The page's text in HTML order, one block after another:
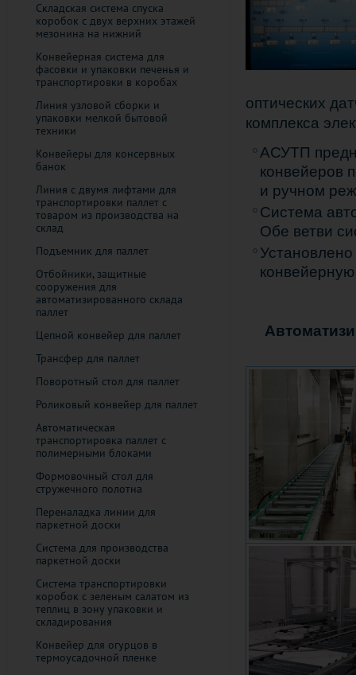
Складская система спуска
коробок с двух верхних этажей
мезонина на нижний
Конвейерная система для
фасовки и упаковки печенья и
транспортировки в коробах
Линия узловой сборки и
упаковки мелкой бытовой
техники
Конвейеры для консервных
банок
Линия с двумя лифтами для
транспортировки паллет с
товаром из производства на
склад
Подъемник для паллет
Отбойники, защитные
сооружения для
автоматизированного склада
паллет
Цепной конвейер для паллет
Трансфер для паллет
Поворотный стол для паллет
Роликовый конвейер для паллет
Автоматическая
транспортировка паллет с
полимерными блоками
Формовочный стол для
стружечного полотна
Переналадка линии для
паркетной доски
Система для производства
паркетной доски
Система транспортировки
коробок с зеленым салатом из
теплиц в зону упаковки и
складирования
Конвейер для огурцов в
термоусадочной пленке
оптических
комплекса
АСУТП
конвейеров
и ручном
Система
Обе ветви